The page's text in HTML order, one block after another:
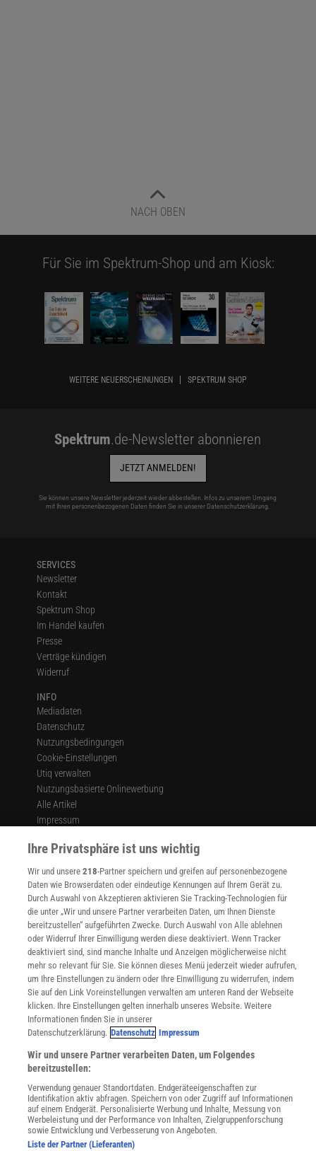
NACH OBEN
Für Sie im Spektrum-Shop und am Kiosk:
WEITERE NEUERSCHEINUNGEN SPEKTRUM SHOP
Spektrum.de-Newsletter abonnieren
JETZT ANMELDEN!
Sie können unsere Newsletter jederzeit wieder abbestellen. Infos zu unserem Umgang
mit Ihren personenbezogenen Daten finden Sie in unserer Datenschutzerklärung.
SERVICES
Newsletter
Kontakt
Spektrum Shop
Im Handel kaufen
Presse
Verträge kündigen
Widerruf
INFO
Mediadaten
Datenschutz
Nutzungsbedingungen
Cookie-Einstellungen
Utiq verwalten
Nutzungsbasierte Onlinewerbung
Alle Artikel
Impressum
WEITERE ANGEBOTE
Angebote für Schulen
Angebote für Institutionen
Sprachen lernen mit Gymglish
Lexika
Für Spektrum schreiben
Zugänglichkeitserklärung
WEBSEITEN
KielSCN
Wissenschaft in die Schulen
SciLogs
Uns finden Sie auch hier:
Ihre Privatsphäre ist uns wichtig
Wir und unsere218-Partner speichern und greifen auf personenbezogene
Daten wie Browserdaten oder eindeutige Kennungen auf Ihrem Gerät zu.
Durch Auswahl von Akzeptieren aktivieren Sie Tracking-Technologien für
die unter „Wir und unsere Partner verarbeiten Daten, um Ihnen Dienste
bereitzustellen“ aufgeführten Zwecke. Durch Auswahl von Alle ablehnen
oder Widerruf Ihrer Einwilligung werden diese deaktiviert. Wenn Tracker
deaktiviert sind, sind manche Inhalte und Anzeigen möglicherweise nicht
mehr so relevant für Sie. Sie können dieses Menü jederzeit wieder aufrufen,
um Ihre Einstellungen zu ändern oder Ihre Einwilligung zu widerrufen, indem
Sie auf den Link Voreinstellungen verwalten am unteren Rand der Webseite
klicken. Ihre Einstellungen gelten innerhalb unseres Website. Weitere
Informationen finden Sie in unserer
Datenschutzerklärung. Datenschutz Impressum
Wir und unsere Partner verarbeiten Daten, um Folgendes
bereitzustellen:
Verwendung genauer Standortdaten. Endgeräteeigenschaften zur
Identifikation aktiv abfragen. Speichern von oder Zugriff auf Informationen
auf einem Endgerät. Personalisierte Werbung und Inhalte, Messung von
Werbeleistung und der Performance von Inhalten, Zielgruppenforschung
sowie Entwicklung und Verbesserung von Angeboten.
Liste der Partner (Lieferanten)